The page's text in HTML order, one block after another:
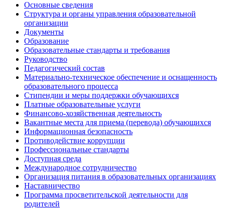
Основные сведения
Структура и органы управления образовательной
организации
Документы
Образование
Образовательные стандарты и требования
Руководство
Педагогический состав
Материально-техническое обеспечение и оснащенность
образовательного процесса
Стипендии и меры поддержки обучающихся
Платные образовательные услуги
Финансово-хозяйственная деятельность
Вакантные места для приема (перевода) обучающихся
Информационная безопасность
Противодействие коррупции
Профессиональные стандарты
Доступная среда
Международное сотрудничество
Организация питания в образовательных организациях
Наставничество
Программа просветительской деятельности для
родителей